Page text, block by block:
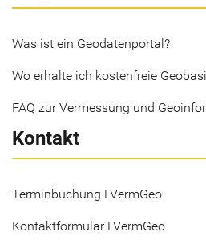
Was ist ein Geodatenportal?
Wo erhalte ich kostenfreie
FAQ zur Vermessung und
Kontakt
Terminbuchung LVermGeo
Kontaktformular LVermGeo